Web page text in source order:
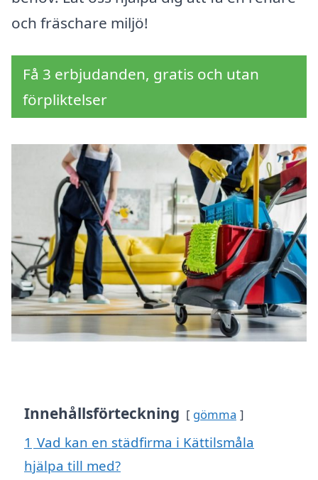
och fräschare miljö!
Få 3 erbjudanden, gratis och utan
förpliktelser
Innehållsförteckning gömma
1 Vad kan en städfirma i Kättilsmåla
hjälpa till med?